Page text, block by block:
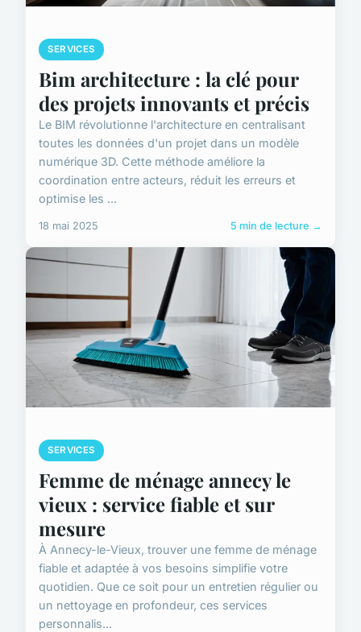
SERVICES
Bim architecture : la clé pour
des projets innovants et précis
Le BIM révolutionne l'architecture en centralisant
toutes les données d'un projet dans un modèle
numérique 3D. Cette méthode améliore la
coordination entre acteurs, réduit les erreurs et
optimise les ...
18 mai 2025 5 min de lecture →
SERVICES
Femme de ménage annecy le
vieux : service fiable et sur
mesure
À Annecy-le-Vieux, trouver une femme de ménage
fiable et adaptée à vos besoins simplifie votre
quotidien. Que ce soit pour un entretien régulier ou
un nettoyage en profondeur, ces services
personnalis...